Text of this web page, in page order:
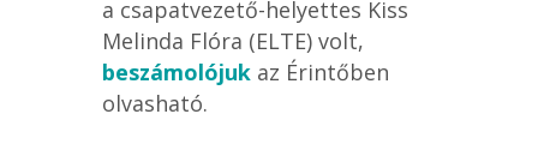
a csapatvezető-helyettes Kiss
Melinda Flóra (ELTE) volt,
beszámolójukaz Érintőben
olvasható.